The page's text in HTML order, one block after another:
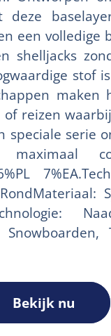
een volledige
shelljacks
stof
reizen
speciale serie
maximaal
Bekijk nu